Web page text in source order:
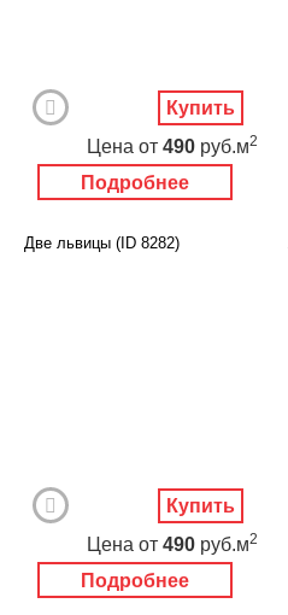
Подробнее
Цена от 490 руб.м2
Купить
Две львицы (ID 8282)
Подробнее
Цена от 490 руб.м2
Купить